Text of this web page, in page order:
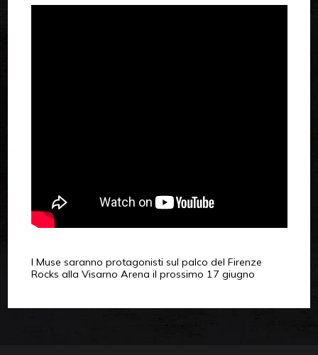
I Muse saranno protagonisti sul palco del Firenze
Rocks alla Visarno Arena il prossimo 17 giugno